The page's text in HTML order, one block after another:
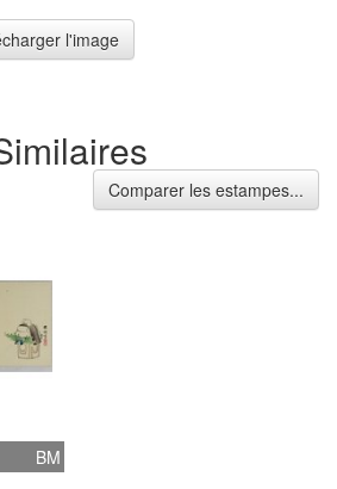
l'image
Comparer les estampes...
BM